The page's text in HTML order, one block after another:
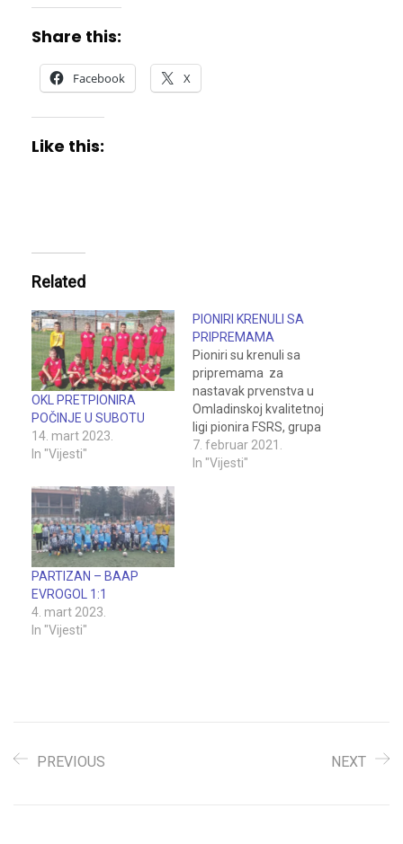
Share this:
Facebook X
Like this:
Related
OKL PRETPIONIRA
POČINJE U SUBOTU
14. mart 2023.
In "Vijesti"
PIONIRI KRENULI SA
PRIPREMAMA
Pioniri su krenuli sa
pripremama za
nastavak prvenstva u
Omladinskoj kvalitetnoj
ligi pionira FSRS, grupa
"istok". Trener Milan
Petrović od starta je
7. februar 2021.
In "Vijesti"
PARTIZAN – BAAP
EVROGOL 1:1
4. mart 2023.
In "Vijesti"
PREVIOUS NEXT